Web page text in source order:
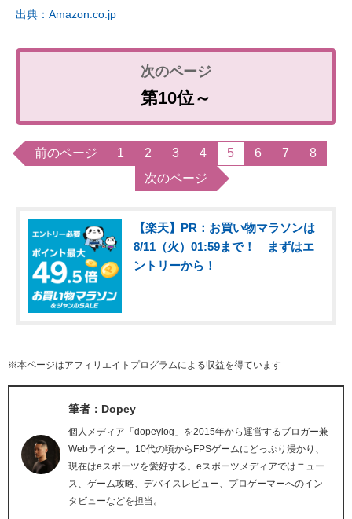
出典：Amazon.co.jp
第10位～
前のページ 1 2 3 4 5 6 7
8
次のページ
【楽天】PR：お買い物マラソンは
8/11（火）01:59まで！ まずはエ
ントリーから！
※本ページはアフィリエイトプログラムによる収益を得ています
筆者：Dopey
個人メディア「dopeylog」を2015年から運営するブロガー兼
Webライター。10代の頃からFPSゲームにどっぷり浸かり、
現在はeスポーツを愛好する。eスポーツメディアではニュー
ス、ゲーム攻略、デバイスレビュー、プロゲーマーへのイン
タビューなどを担当。